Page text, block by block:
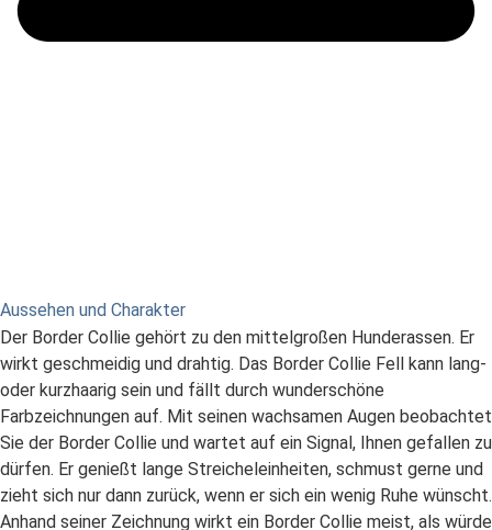
Aussehen und Charakter
Der Border Collie gehört zu den mittelgroßen Hunderassen. Er
wirkt geschmeidig und drahtig. Das Border Collie Fell kann lang-
oder kurzhaarig sein und fällt durch wunderschöne
Farbzeichnungen auf. Mit seinen wachsamen Augen beobachtet
Sie der Border Collie und wartet auf ein Signal, Ihnen gefallen zu
dürfen. Er genießt lange Streicheleinheiten, schmust gerne und
zieht sich nur dann zurück, wenn er sich ein wenig Ruhe wünscht.
Anhand seiner Zeichnung wirkt ein Border Collie meist, als würde